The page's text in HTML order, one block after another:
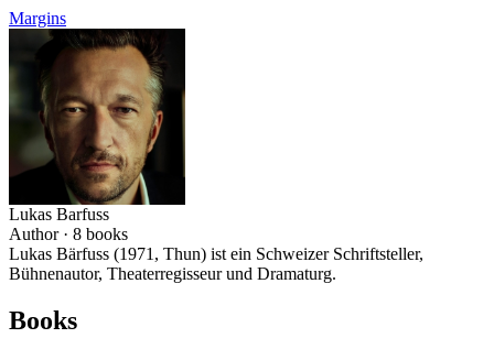
Margins
Lukas Barfuss
Author · 8 books
Lukas Bärfuss (1971, Thun) ist ein Schweizer Schriftsteller,
Bühnenautor, Theaterregisseur und Dramaturg.
Books